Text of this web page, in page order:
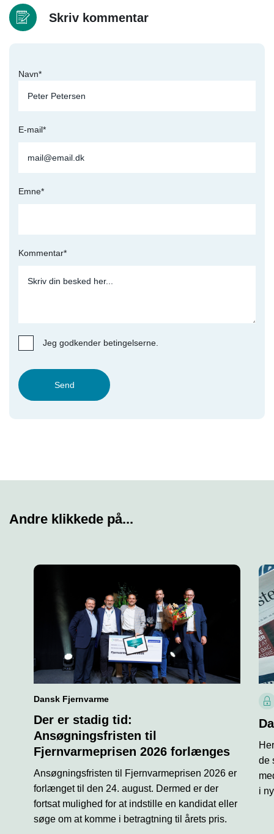
Skriv kommentar
Navn*
E-mail*
Emne*
Kommentar*
Jeg godkender betingelserne.
Send
Andre klikkede på...
Dansk Fjernvarme
Der er stadig tid:
Ansøgningsfristen til
Fjernvarmeprisen 2026 forlænges
Ansøgningsfristen til Fjernvarmeprisen 2026 er
forlænget til den 24. august. Dermed er der
fortsat mulighed for at indstille en kandidat eller
søge om at komme i betragtning til årets pris.
L
å
i
k
de
i